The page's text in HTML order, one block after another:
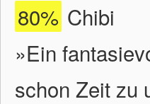
80% Chibi
»Ein
schon Zeit zu